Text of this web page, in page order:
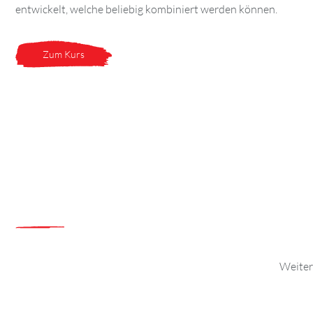
entwickelt, welche beliebig kombiniert werden können.
Zum Kurs